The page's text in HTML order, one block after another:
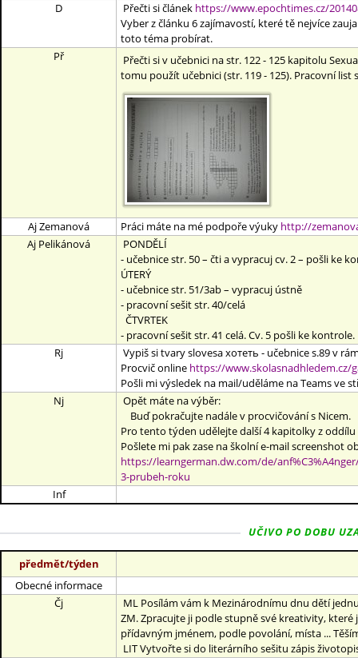
D
Přečti si článek https://www.epochtimes.cz/
Vyber z článku 6 zajímavostí, které tě nejvíce
toto téma probírat.
Př
Přečti si v učebnici na str. 122 - 125 kapitolu
tomu použít učebnici (str. 119 - 125). Pracovní list
Aj Zemanová Práci máte na mé podpoře výuky http://
Aj Pelikánová
PONDĚLÍ
- učebnice str. 50 – čti a vypracuj cv. 2 – pošli ke
ÚTERÝ
- učebnice str. 51/3ab – vypracuj ústně
- pracovní sešit str. 40/celá
ČTVRTEK
- pracovní sešit str. 41 celá. Cv. 5 pošli ke kontrole.
Rj
Vypiš si tvary slovesa хотеть - učebnice s.89 v
Procvič online https://www.skolasnadhledem.cz/
Pošli mi výsledek na mail/uděláme na Teams ve
Nj
Opět máte na výběr:
Buď pokračujte nadále v procvičování s Nicem.
Pro tento týden udělejte další 4 kapitolky z oddílu
Pošlete mi pak zase na školní e-mail screenshot
https://learngerman.dw.com/de/
3-prubeh-roku
Inf
UČIVO PO DOBU
předmět/týden
Obecné informace
Čj
ML Posílám vám k Mezinárodnímu dnu dětí
ZM. Zpracujte ji podle stupně své kreativity,
přídavným jménem, podle povolání, místa ...
LIT Vytvořte si do literárního sešitu zápis